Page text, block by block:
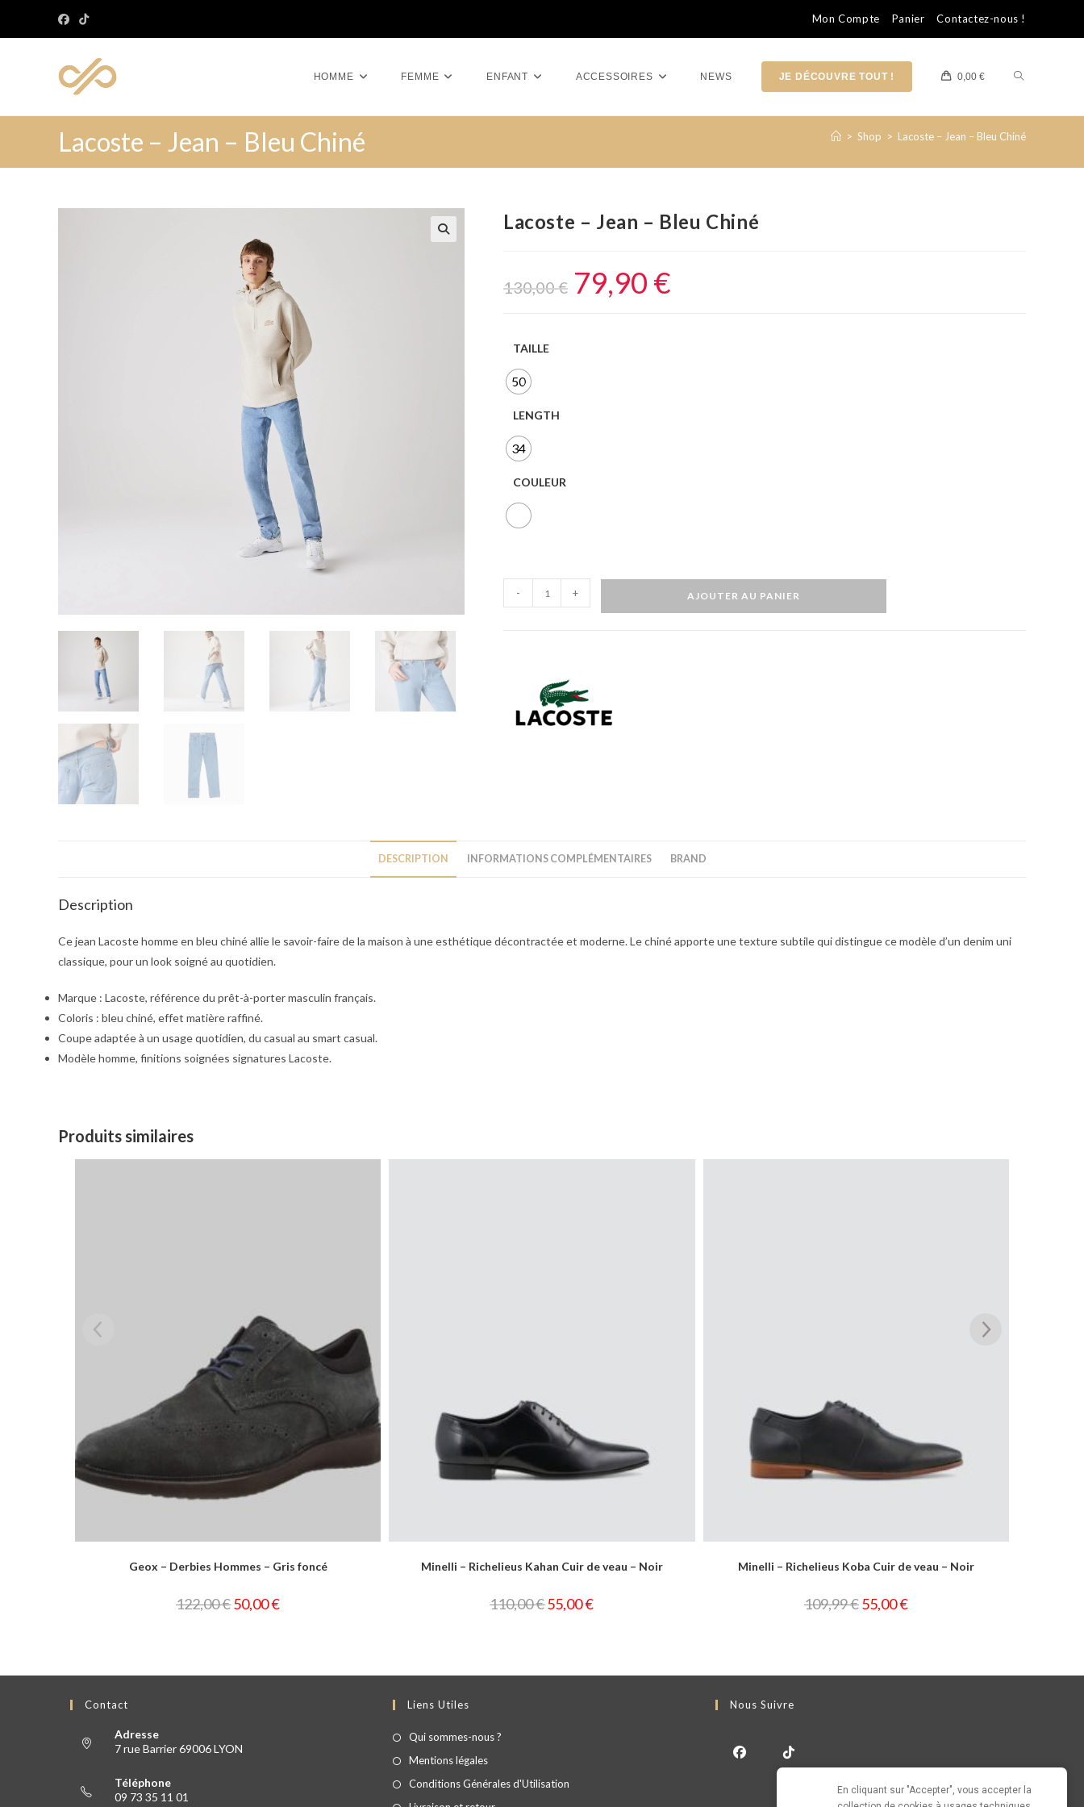
Mon Compte Panier Contactez-nous !
HOMME FEMME ENFANT ACCESSOIRES NEWS JE DÉCOUVRE TOUT ! 0,00 €
Lacoste – Jean – Bleu Chiné > Shop > Lacoste – Jean – Bleu Chiné
Lacoste – Jean – Bleu Chiné
130,00€ 79,90 €
TAILLE
50
LENGTH
34
COULEUR
- + AJOUTER AU PANIER
DESCRIPTION INFORMATIONS COMPLÉMENTAIRES BRAND
Description
Ce jean Lacoste homme en bleu chiné allie le savoir-faire de la maison à une esthétique décontractée et moderne. Le chiné apporte une texture subtile qui distingue ce modèle d’un denim uni
classique, pour un look soigné au quotidien.
Marque : Lacoste, référence du prêt-à-porter masculin français.
Coloris : bleu chiné, effet matière raffiné.
Coupe adaptée à un usage quotidien, du casual au smart casual.
Modèle homme, finitions soignées signatures Lacoste.
Produits similaires
Minelli – Richelieus Kahan Cuir de veau – Noir
110,00€55,00€
Minelli – Richelieus Koba Cuir de veau – Noir
109,99€55,00€
Geox – Derbies Hommes – Gris
122,00€50,00€
Contact
Adresse
7 rue Barrier 69006 LYON
Téléphone
09 73 35 11 01
Liens Utiles
Qui sommes-nous ?
Mentions légales
Conditions Générales d'Utilisation
Nous Suivre
En cliquant sur "Accepter", vous accepter la